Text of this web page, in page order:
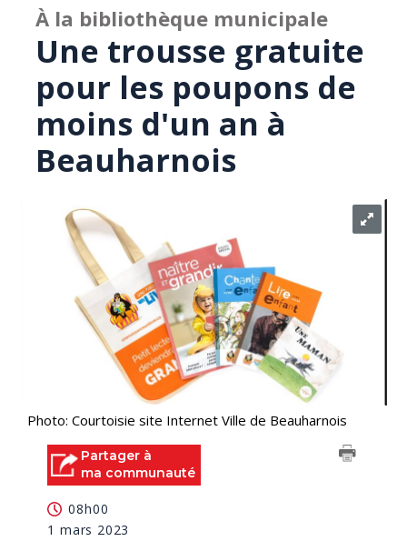
À la bibliothèque municipale
Une trousse gratuite
pour les poupons de
moins d'un an à
Beauharnois
Photo: Courtoisie site Internet Ville de Beauharnois
Partager à
ma communauté
08h00
1 mars 2023